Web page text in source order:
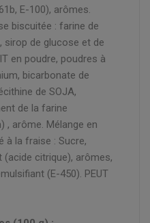
E-100), arômes.
biscuitée : farine de
sirop de glucose et de
en poudre, poudres à
bicarbonate de
de SOJA,
de la farine
, arôme. Mélange en
à la fraise : Sucre,
(acide citrique), arômes,
(E-450). PEUT